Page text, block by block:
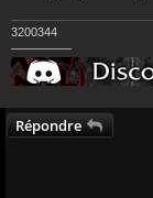
3200344
—————
Répondre